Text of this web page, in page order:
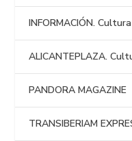
INFORMACIÓN. Cultura
ALICANTEPLAZA.
PANDORA MAGAZINE
TRANSIBERIAM